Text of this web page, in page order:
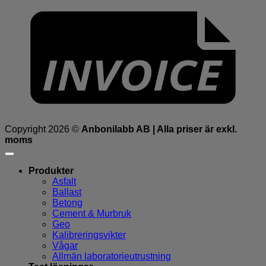
Copyright 2026 © Anbonilabb AB | Alla priser är exkl.
moms
Produkter
Asfalt
Ballast
Betong
Cement & Murbruk
Geo
Kalibreringsvikter
Vågar
Allmän laboratorieutrustning